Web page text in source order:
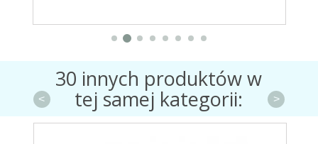
30 innych produktów w
tej samej kategorii:
< >